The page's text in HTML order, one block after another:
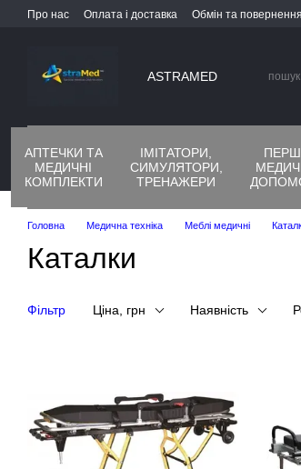
Перейти до основного контенту
Про нас Оплата і доставка Обмін та повернення
ASTRAMED
АПТЕЧКИ ТА
МЕДИЧНІ
КОМПЛЕКТИ
ІМІТАТОРИ,
СИМУЛЯТОРИ,
ТРЕНАЖЕРИ
Головна Медична техніка Меблі медичні
Каталки
Фільтр Ціна, грн Наявність